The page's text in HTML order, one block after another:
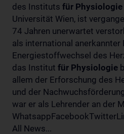
des Instituts für Physiologie
Universität Wien, ist
74 Jahren unerwartet
als international anerkannter
Energiestoffwechsel des
das Institut für Physiologie
allem der Erforschung des
und der
war er als Lehrender an der
All News...